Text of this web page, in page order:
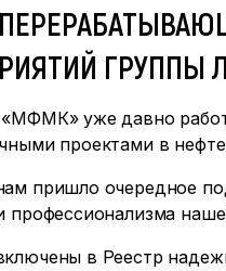
ГРУППЫ
«МФМК» уже давно
проектами в
пришло очередное
профессионализма
в Реестр